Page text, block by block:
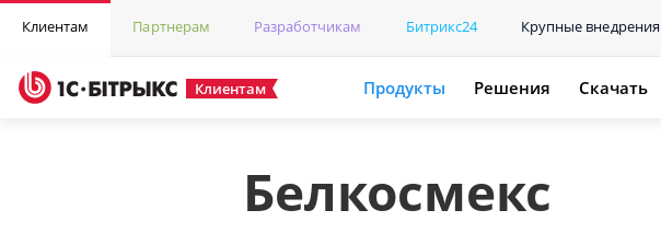
Клиентам Партнерам Разработчикам Битрикс24 Крупные внедрения
Клиентам Продукты Решения Скачать
Белкосмекс